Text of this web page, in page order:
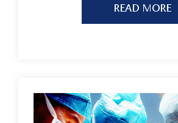
READ MORE